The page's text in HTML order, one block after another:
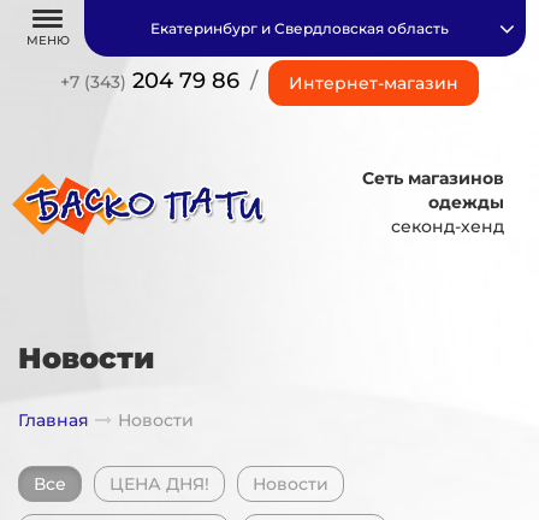
МЕНЮ
+7 (343) 204 79 86 / Интернет-магазин
Екатеринбург и Свердловская область
Сеть магазинов
одежды
секонд-хенд
Новости
Главная Новости
Все ЦЕНА ДНЯ! Новости